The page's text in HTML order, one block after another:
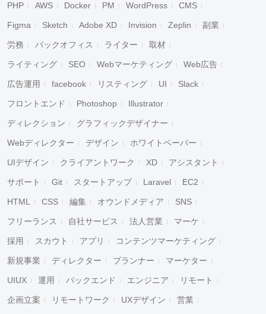
PHP AWS Docker PM WordPress CMS
Figma Sketch Adobe XD Invision Zeplin 副業
労務 バックオフィス ライター 取材
ライティング SEO Webマーケティング Web広告
広告運用 facebook リスティング UI Slack
フロントエンド Photoshop Illustrator
ディレクション グラフィックデザイナー
Webディレクター デザイン ホワイトペーパー
UIデザイン クライアントワーク XD アシスタント
サポート Git スタートアップ Laravel EC2
HTML CSS 編集 オウンドメディア SNS
フリーランス 自社サービス 法人営業 マーケ
採用 スカウト アプリ コンテンツマーケティング
新規事業 ディレクター プランナー マーケター
UIUX 運用 バックエンド エンジニア リモート
企画立案 リモートワーク UXデザイン 営業